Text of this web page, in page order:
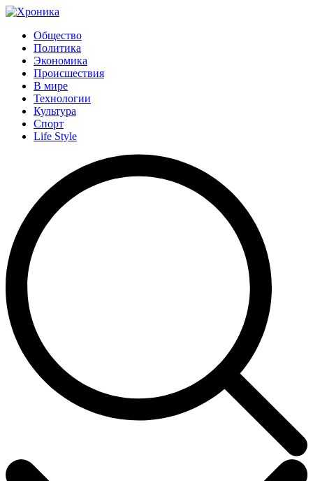
Общество
Политика
Экономика
Происшествия
В мире
Технологии
Культура
Спорт
Life Style